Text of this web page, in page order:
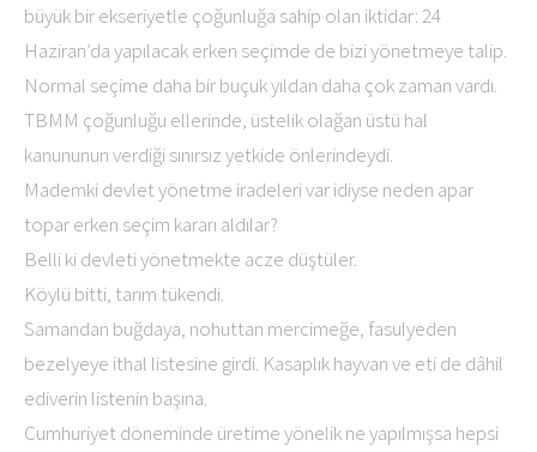
büyük bir ekseriyetle çoğunluğa sahip olan iktidar: 24
Haziran’da yapılacak erken seçimde de bizi yönetmeye talip.
Normal seçime daha bir buçuk yıldan daha çok zaman vardı.
TBMM çoğunluğu ellerinde, üstelik olağan üstü hal
kanununun verdiği sınırsız yetkide önlerindeydi.
Mademki devlet yönetme iradeleri var idiyse neden apar
topar erken seçim kararı aldılar?
Belli ki devleti yönetmekte acze düştüler.
Köylü bitti, tarım tükendi.
Samandan buğdaya, nohuttan mercimeğe, fasulyeden
bezelyeye ithal listesine girdi. Kasaplık hayvan ve eti de dâhil
ediverin listenin başına.
Cumhuriyet döneminde üretime yönelik ne yapılmışsa hepsi